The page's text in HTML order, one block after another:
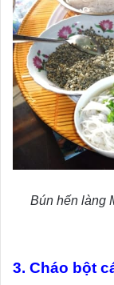
Bún hến làng
3. Cháo bột